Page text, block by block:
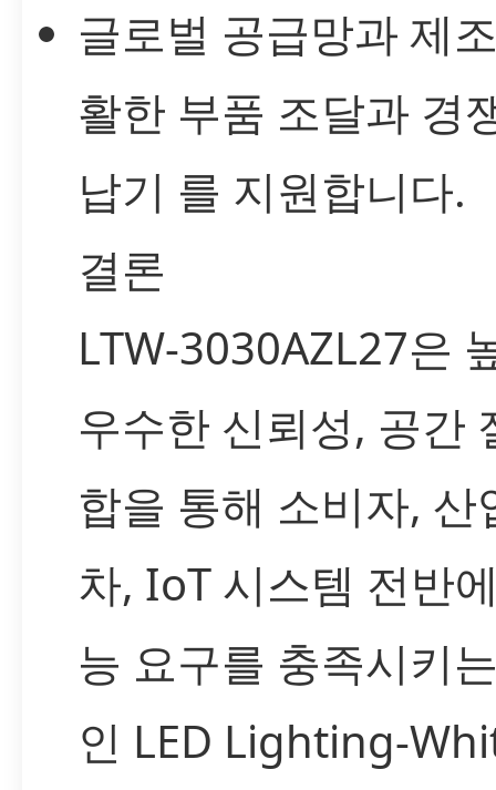
글로벌 공급망과 제
활한 부품 조달과 경
납기 를 지원합니다.
결론
LTW-3030AZL27은
우수한 신뢰성, 공간
합을 통해 소비자, 산
차, IoT 시스템 전반
능 요구를 충족시키
인 LED Lighting-